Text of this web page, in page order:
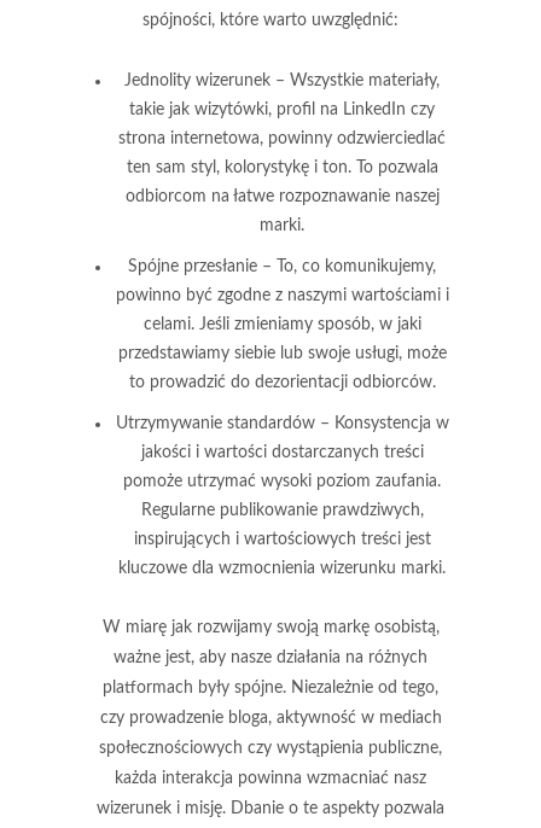
spójności, które warto uwzględnić:
Jednolity wizerunek – Wszystkie materiały,
takie jak wizytówki, profil na LinkedIn czy
strona internetowa, powinny odzwierciedlać
ten sam styl, kolorystykę i ton. To pozwala
odbiorcom na łatwe rozpoznawanie naszej
marki.
Spójne przesłanie – To, co komunikujemy,
powinno być zgodne z naszymi wartościami i
celami. Jeśli zmieniamy sposób, w jaki
przedstawiamy siebie lub swoje usługi, może
to prowadzić do dezorientacji odbiorców.
Utrzymywanie standardów– Konsystencja w
jakości i wartości dostarczanych treści
pomoże utrzymać wysoki poziom zaufania.
Regularne publikowanie prawdziwych,
inspirujących i wartościowych treści jest
kluczowe dla wzmocnienia wizerunku marki.
W miarę jak rozwijamy swoją markę osobistą,
ważne jest, aby nasze działania na różnych
platformach były spójne. Niezależnie od tego,
czy prowadzenie bloga, aktywność w mediach
społecznościowych czy wystąpienia publiczne,
każda interakcja powinna wzmacniać nasz
wizerunek i misję. Dbanie o te aspekty pozwala